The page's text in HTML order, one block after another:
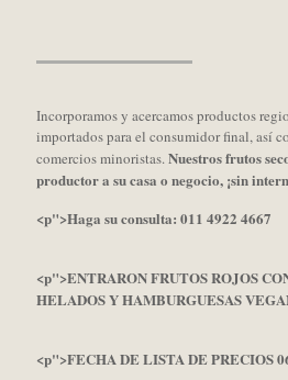
Incorporamos y acercamos productos
importados para el consumidor final, así
comercios minoristas.Nuestros frutos
productor a su casa o negocio, ¡sin
<p">Haga su consulta: 011 4922 4667
<p">ENTRARON FRUTOS ROJOS
HELADOS Y HAMBURGUESAS
<p">FECHA DE LISTA DE PRECIOS